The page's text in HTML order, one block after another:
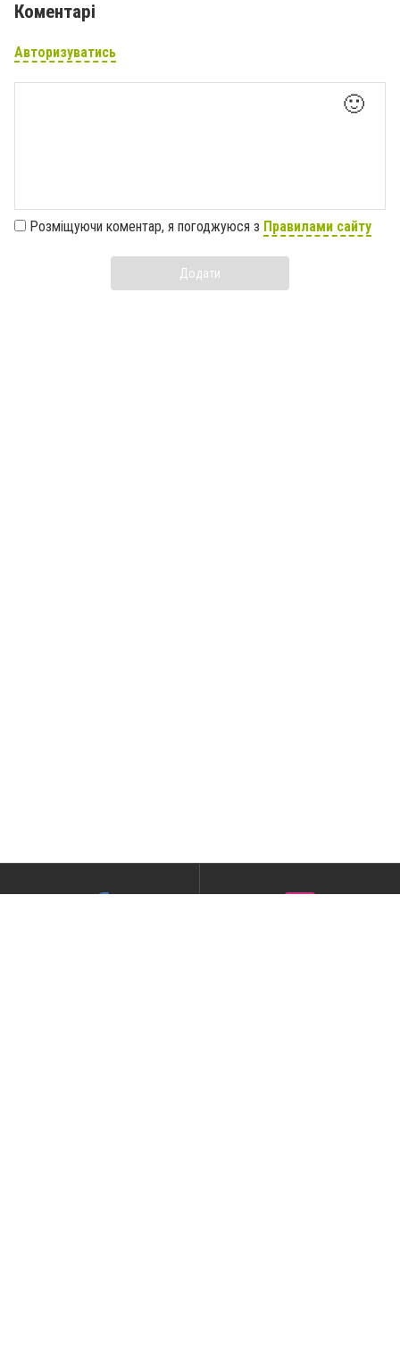
Коментарі
Авторизуватись
🙂
Розміщуючи коментар, я погоджуюся з Правилами сайту
Додати